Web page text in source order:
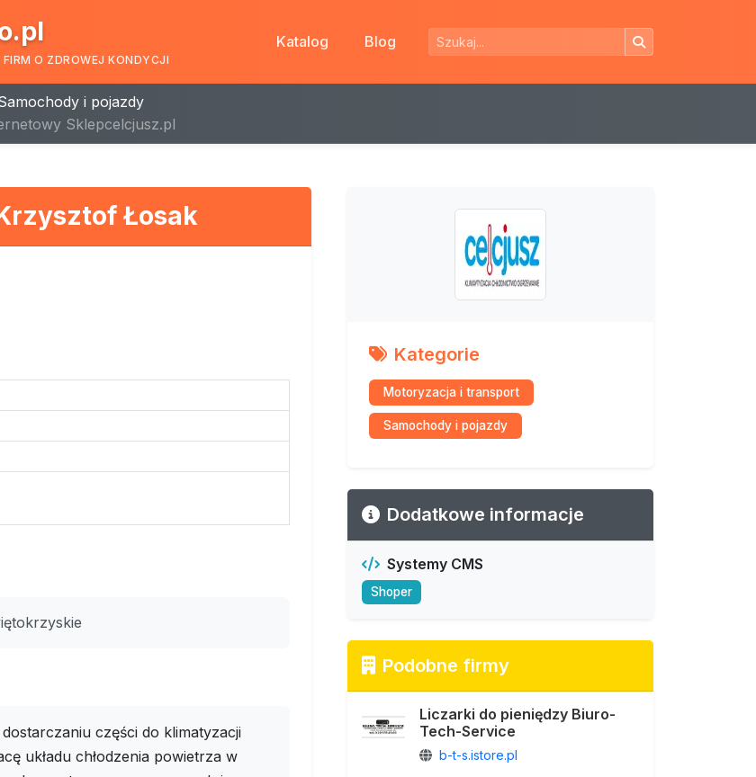
O ZDROWEJ KONDYCJI
Katalog Blog
i pojazdy
Sklepcelcjusz.pl
Łosak
części do klimatyzacji
układu chłodzenia powietrza w
Kategorie
Motoryzacja i transport
Samochody i pojazdy
Dodatkowe informacje
Systemy CMS
Shoper
Podobne firmy
Liczarki do pieniędzy Biuro-
Tech-Service
b-t-s.istore.pl